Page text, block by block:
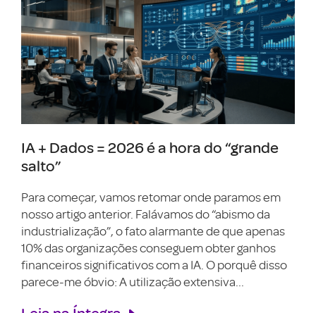
IA + Dados = 2026 é a hora do “grande
salto”
Para começar, vamos retomar onde paramos em
nosso artigo anterior. Falávamos do “abismo da
industrialização”, o fato alarmante de que apenas
10% das organizações conseguem obter ganhos
financeiros significativos com a IA. O porquê disso
parece-me óbvio: A utilização extensiva...